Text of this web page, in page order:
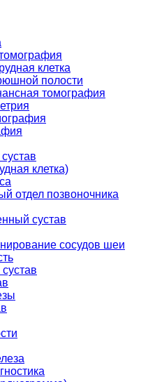
клетка
полости
томография
клетка)
отдел позвоночника
сустав
сосудов шеи